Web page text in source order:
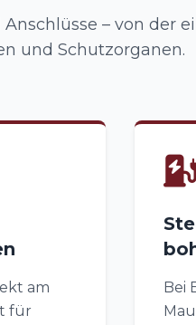
– von der
und Schutzorganen.
am
für
Bei